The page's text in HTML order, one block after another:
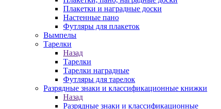
Плакетки и наградные доски
Настенные пано
Футляры для плакеток
Вымпелы
Тарелки
Назад
Тарелки
Тарелки наградные
Футляры для тарелок
Разрядные знаки и классификационные книжки
Назад
Разрядные знаки и классификационные